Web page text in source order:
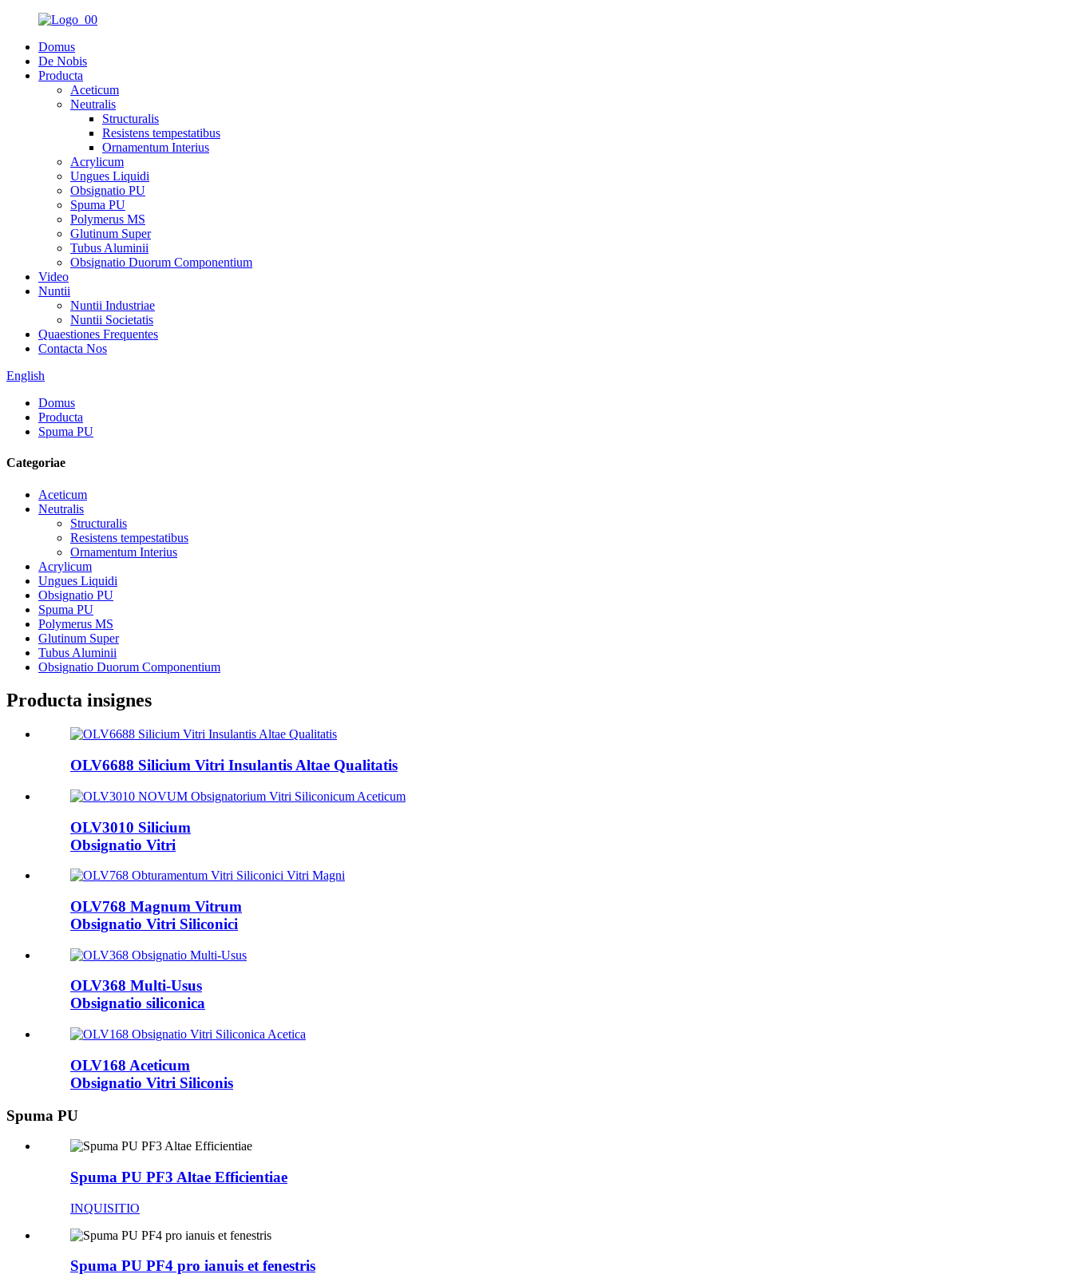
Domus
De Nobis
Producta
Aceticum
Neutralis
Structuralis
Resistens tempestatibus
Ornamentum Interius
Acrylicum
Ungues Liquidi
Obsignatio PU
Spuma PU
Polymerus MS
Glutinum Super
Tubus Aluminii
Obsignatio Duorum Componentium
Video
Nuntii
Nuntii Industriae
Nuntii Societatis
Quaestiones Frequentes
Contacta Nos
English
Domus
Producta
Spuma PU
Categoriae
Aceticum
Neutralis
Structuralis
Resistens tempestatibus
Ornamentum Interius
Acrylicum
Ungues Liquidi
Obsignatio PU
Spuma PU
Polymerus MS
Glutinum Super
Tubus Aluminii
Obsignatio Duorum Componentium
Producta insignes
OLV6688 Silicium Vitri Insulantis Altae Qualitatis
OLV3010 Silicium
Obsignatio Vitri
OLV768 Magnum Vitrum
Obsignatio Vitri Siliconici
OLV368 Multi-Usus
Obsignatio siliconica
OLV168 Aceticum
Obsignatio Vitri Siliconis
Spuma PU
Spuma PU PF3 Altae Efficientiae
INQUISITIO
Spuma PU PF4 pro ianuis et fenestris